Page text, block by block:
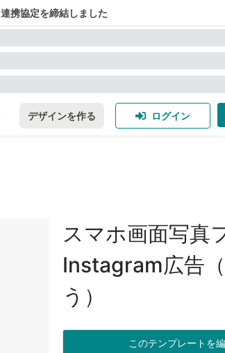
携協定を締結しました
デザインを作る ログイン
スマホ画面写真
Instagram広告
う）
このテンプレートを